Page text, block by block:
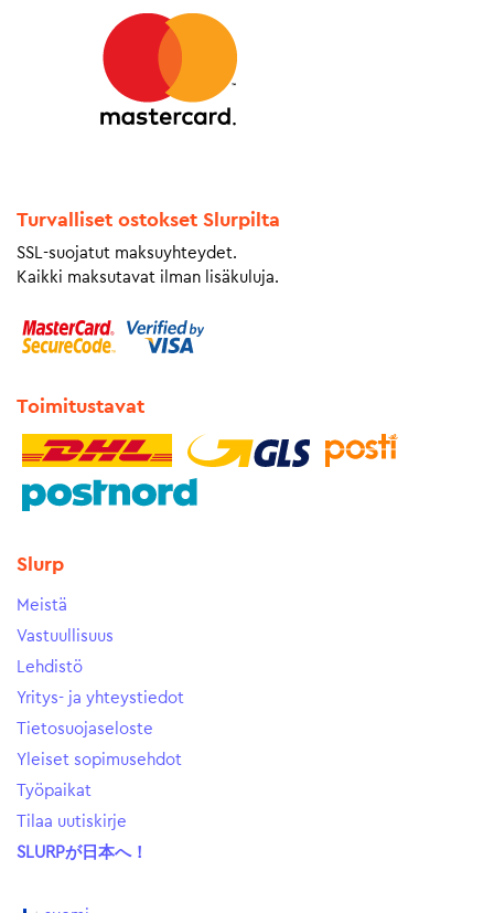
Turvalliset ostokset Slurpilta
SSL-suojatut maksuyhteydet.
Kaikki maksutavat ilman lisäkuluja.
Toimitustavat
Slurp
Meistä
Vastuullisuus
Lehdistö
Yritys- ja yhteystiedot
Tietosuojaseloste
Yleiset sopimusehdot
Työpaikat
Tilaa uutiskirje
SLURPが日本へ！